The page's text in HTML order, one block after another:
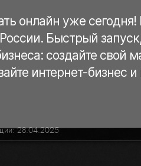
онлайн уже
Быстрый
создайте свой
интернет-бизнес
28.04.2025